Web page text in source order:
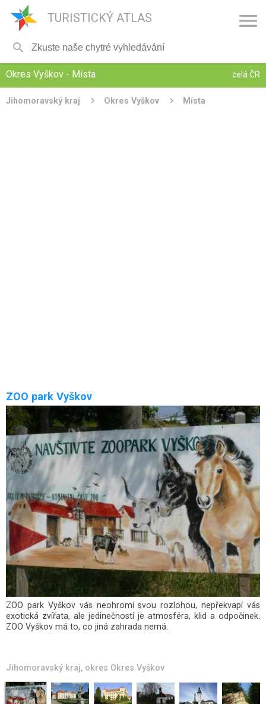
TURISTICKÝ ATLAS 

Okres Vyškov - Místa celá ČR
Jihomoravský kraj Okres Vyškov Místa
Zámek Slavkov u Brna
Monumentální barokní rezidence patří mezi nejvýznamnější
zámky na Moravě. Je úzce spjata s památnou bitvou tří císařů v r.
1805; byl to právě slavkovský zámek, kde po bitvě - do té doby
Jihomoravský kraj, okres Okres Vyškov